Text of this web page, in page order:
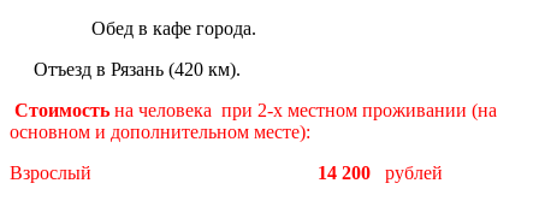
Обед в кафе города.
Отъезд в Рязань (420 км).
Стоимость на человека при 2-х местном проживании (на
основном и дополнительном месте):
Взрослый 14 200 рублей